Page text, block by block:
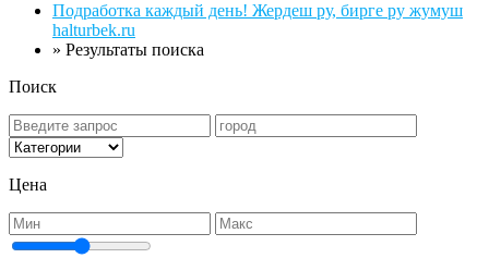
Подработка каждый день! Жердеш ру, бирге ру жумуш
halturbek.ru
» Результаты поиска
Поиск
Цена